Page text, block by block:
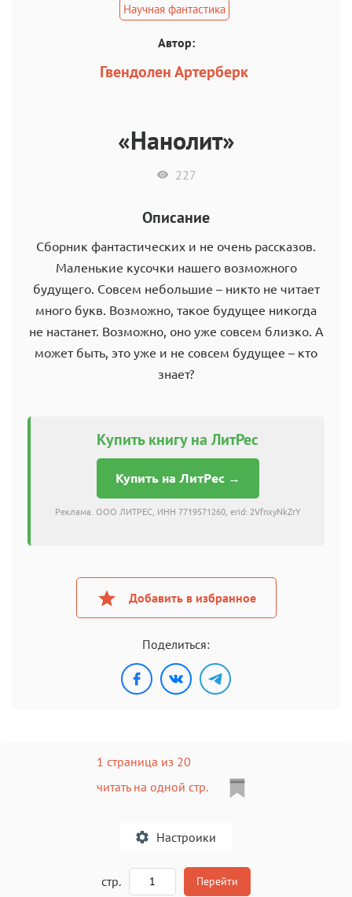
Научная фантастика
Автор:
Гвендолен Артерберк
«Нанолит»
227
Описание
Сборник фантастических и не очень рассказов.
Маленькие кусочки нашего возможного
будущего. Совсем небольшие – никто не читает
много букв. Возможно, такое будущее никогда
не настанет. Возможно, оно уже совсем близко. А
может быть, это уже и не совсем будущее – кто
знает?
Купить книгу на ЛитРес
Купить на ЛитРес →
Реклама. ООО ЛИТРЕС, ИНН 7719571260, erid: 2VfnxyNkZrY
Добавить в избранное
Поделиться:
1 страница из 20
читать на одной стр.
Настроики
стр. Перейти